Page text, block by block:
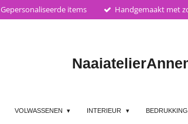
Gepersonaliseerde items Handgemaakt met
Naaiatelier
VOLWASSENEN INTERIEUR